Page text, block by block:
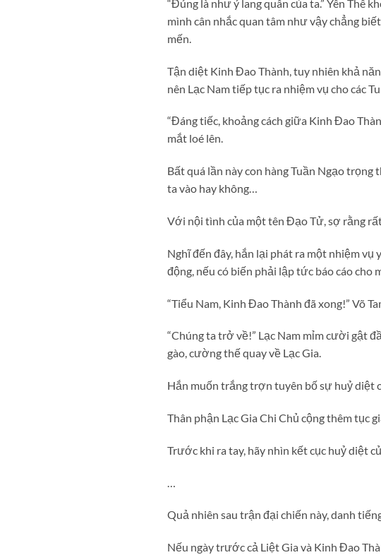
“Đúng là như ý lang quân của ta.” Yên Thê
mình cân nhắc quan tâm như vậy chẳng
mến.
Tận diệt Kinh Đao Thành, tuy nhiên khả
nên Lạc Nam tiếp tục ra nhiệm vụ cho các
“Đáng tiếc, khoảng cách giữa Kinh Đao
mắt loé lên.
Bất quá lần này con hàng Tuần Ngạo
ta vào hay không…
Với nội tình của một tên Đạo Tử, sợ rằng
Nghĩ đến đây, hắn lại phát ra một nhiệm vụ
động, nếu có biến phải lập tức báo cáo cho
“Tiểu Nam, Kinh Đao Thành đã xong!” Võ
“Chúng ta trở về!” Lạc Nam mỉm cười gật
gào, cường thế quay về Lạc Gia.
Hắn muốn trắng trợn tuyên bố sự huỷ diệt
Thân phận Lạc Gia Chi Chủ cộng thêm tục
Trước khi ra tay, hãy nhìn kết cục huỷ diệt
Quả nhiên sau trận đại chiến này, danh
Nếu ngày trước cả Liệt Gia và Kinh Đao